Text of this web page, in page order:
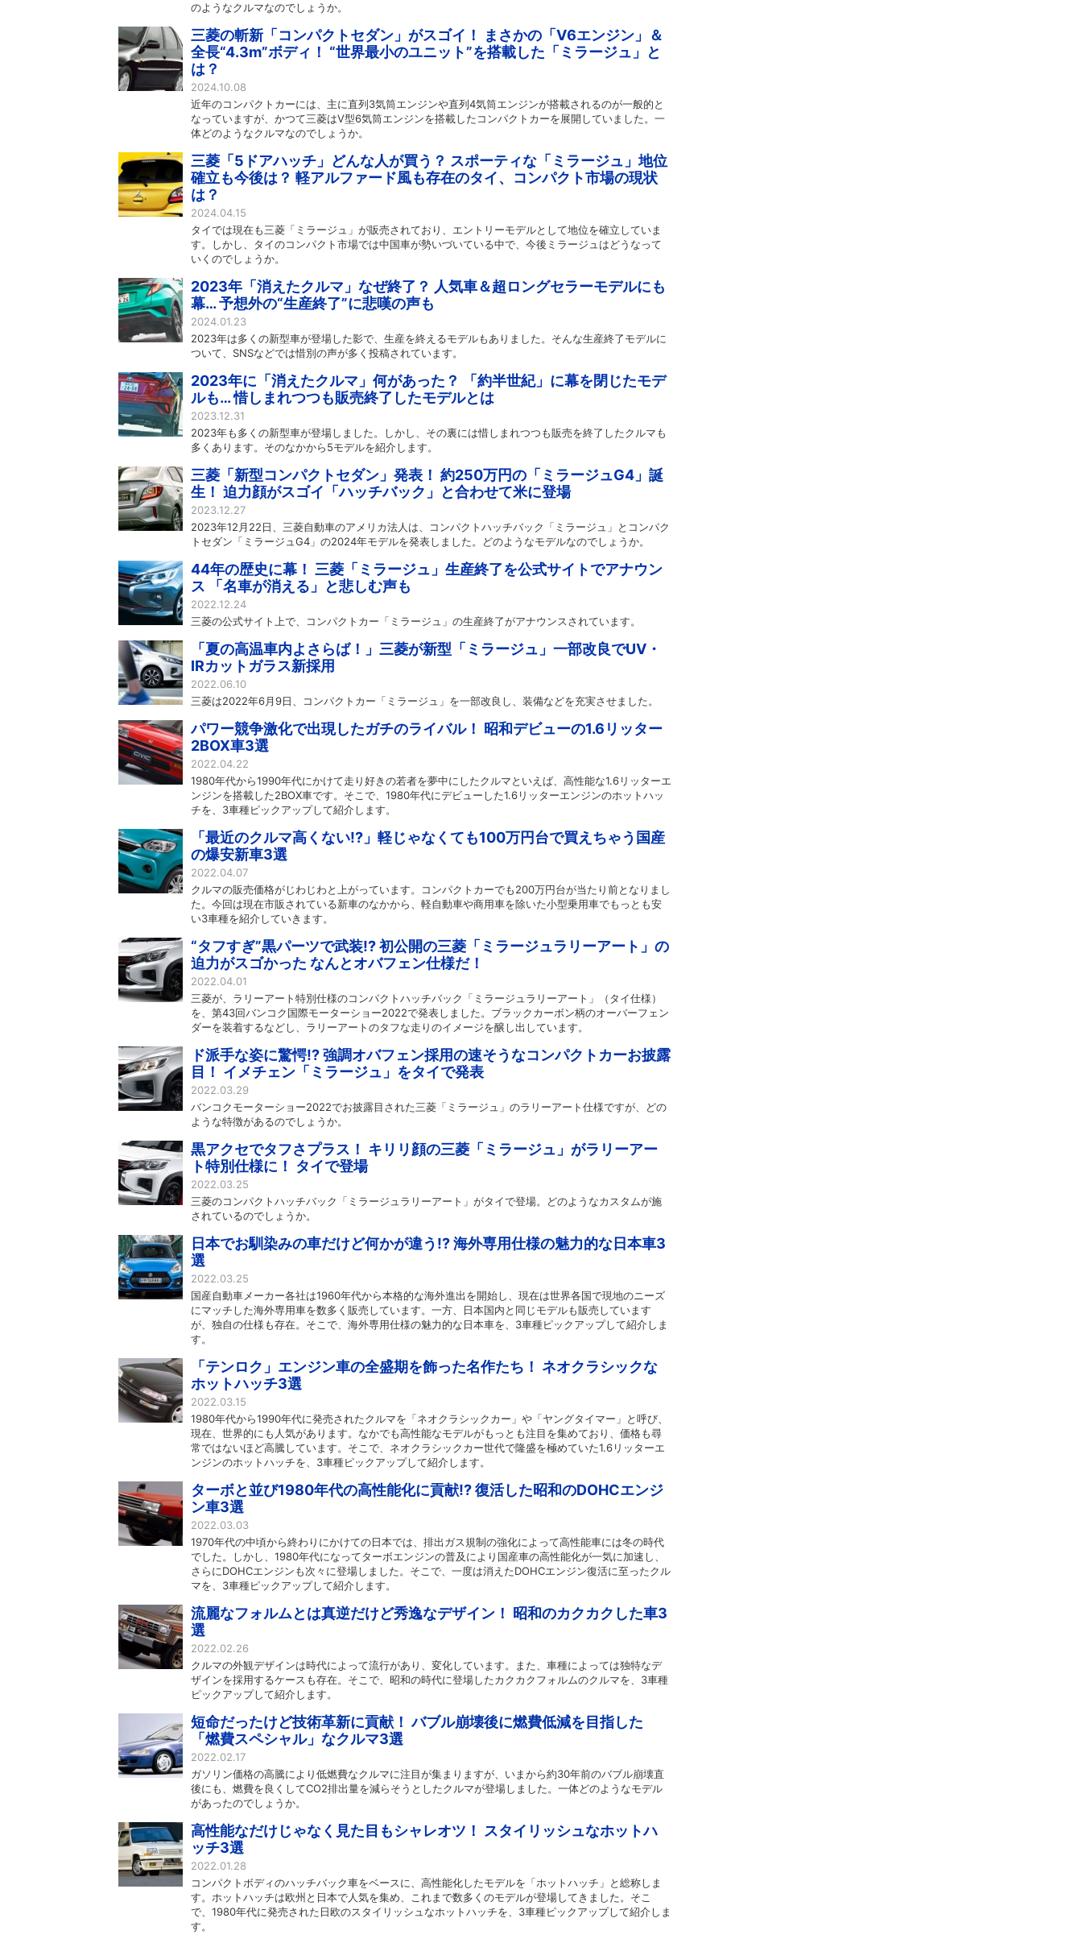
のようなクルマなのでしょうか。
三菱の斬新「コンパクトセダン」がスゴイ！ まさかの「V6エンジン」＆
全長“4.3m”ボディ！ “世界最小のユニット”を搭載した「ミラージュ」と
は？
2024.10.08
近年のコンパクトカーには、主に直列3気筒エンジンや直列4気筒エンジンが搭載されるのが一般的と
なっていますが、かつて三菱はV型6気筒エンジンを搭載したコンパクトカーを展開していました。一
体どのようなクルマなのでしょうか。
三菱「5ドアハッチ」どんな人が買う？ スポーティな「ミラージュ」地位
確立も今後は？ 軽アルファード風も存在のタイ、コンパクト市場の現状
は？
2024.04.15
タイでは現在も三菱「ミラージュ」が販売されており、エントリーモデルとして地位を確立していま
す。しかし、タイのコンパクト市場では中国車が勢いづいている中で、今後ミラージュはどうなって
いくのでしょうか。
2023年「消えたクルマ」なぜ終了？ 人気車＆超ロングセラーモデルにも
幕… 予想外の“生産終了”に悲嘆の声も
2024.01.23
2023年は多くの新型車が登場した影で、生産を終えるモデルもありました。そんな生産終了モデルに
ついて、SNSなどでは惜別の声が多く投稿されています。
2023年に「消えたクルマ」何があった？ 「約半世紀」に幕を閉じたモデ
ルも… 惜しまれつつも販売終了したモデルとは
2023.12.31
2023年も多くの新型車が登場しました。しかし、その裏には惜しまれつつも販売を終了したクルマも
多くあります。そのなかから5モデルを紹介します。
三菱「新型コンパクトセダン」発表！ 約250万円の「ミラージュG4」誕
生！ 迫力顔がスゴイ「ハッチバック」と合わせて米に登場
2023.12.27
2023年12月22日、三菱自動車のアメリカ法人は、コンパクトハッチバック「ミラージュ」とコンパク
トセダン「ミラージュG4」の2024年モデルを発表しました。どのようなモデルなのでしょうか。
44年の歴史に幕！ 三菱「ミラージュ」生産終了を公式サイトでアナウン
ス 「名車が消える」と悲しむ声も
2022.12.24
三菱の公式サイト上で、コンパクトカー「ミラージュ」の生産終了がアナウンスされています。
「夏の高温車内よさらば！」三菱が新型「ミラージュ」一部改良でUV・
IRカットガラス新採用
2022.06.10
三菱は2022年6月9日、コンパクトカー「ミラージュ」を一部改良し、装備などを充実させました。
パワー競争激化で出現したガチのライバル！ 昭和デビューの1.6リッター
2BOX車3選
2022.04.22
1980年代から1990年代にかけて走り好きの若者を夢中にしたクルマといえば、高性能な1.6リッターエ
ンジンを搭載した2BOX車です。そこで、1980年代にデビューした1.6リッターエンジンのホットハッ
チを、3車種ピックアップして紹介します。
「最近のクルマ高くない!?」軽じゃなくても100万円台で買えちゃう国産
の爆安新車3選
2022.04.07
クルマの販売価格がじわじわと上がっています。コンパクトカーでも200万円台が当たり前となりまし
た。今回は現在市販されている新車のなかから、軽自動車や商用車を除いた小型乗用車でもっとも安
い3車種を紹介していきます。
“タフすぎ”黒パーツで武装!? 初公開の三菱「ミラージュラリーアート」の
迫力がスゴかった なんとオバフェン仕様だ！
2022.04.01
三菱が、ラリーアート特別仕様のコンパクトハッチバック「ミラージュラリーアート」（タイ仕様）
を、第43回バンコク国際モーターショー2022で発表しました。ブラックカーボン柄のオーバーフェン
ダーを装着するなどし、ラリーアートのタフな走りのイメージを醸し出しています。
ド派手な姿に驚愕!? 強調オバフェン採用の速そうなコンパクトカーお披露
目！ イメチェン「ミラージュ」をタイで発表
2022.03.29
バンコクモーターショー2022でお披露目された三菱「ミラージュ」のラリーアート仕様ですが、どの
ような特徴があるのでしょうか。
黒アクセでタフさプラス！ キリリ顔の三菱「ミラージュ」がラリーアー
ト特別仕様に！ タイで登場
2022.03.25
三菱のコンパクトハッチバック「ミラージュラリーアート」がタイで登場。どのようなカスタムが施
されているのでしょうか。
日本でお馴染みの車だけど何かが違う!? 海外専用仕様の魅力的な日本車3
選
2022.03.25
国産自動車メーカー各社は1960年代から本格的な海外進出を開始し、現在は世界各国で現地のニーズ
にマッチした海外専用車を数多く販売しています。一方、日本国内と同じモデルも販売しています
が、独自の仕様も存在。そこで、海外専用仕様の魅力的な日本車を、3車種ピックアップして紹介しま
す。
「テンロク」エンジン車の全盛期を飾った名作たち！ ネオクラシックな
ホットハッチ3選
2022.03.15
1980年代から1990年代に発売されたクルマを「ネオクラシックカー」や「ヤングタイマー」と呼び、
現在、世界的にも人気があります。なかでも高性能なモデルがもっとも注目を集めており、価格も尋
常ではないほど高騰しています。そこで、ネオクラシックカー世代で隆盛を極めていた1.6リッターエ
ンジンのホットハッチを、3車種ピックアップして紹介します。
ターボと並び1980年代の高性能化に貢献!? 復活した昭和のDOHCエンジ
ン車3選
2022.03.03
1970年代の中頃から終わりにかけての日本では、排出ガス規制の強化によって高性能車には冬の時代
でした。しかし、1980年代になってターボエンジンの普及により国産車の高性能化が一気に加速し、
さらにDOHCエンジンも次々に登場しました。そこで、一度は消えたDOHCエンジン復活に至ったクル
マを、3車種ピックアップして紹介します。
流麗なフォルムとは真逆だけど秀逸なデザイン！ 昭和のカクカクした車3
選
2022.02.26
クルマの外観デザインは時代によって流行があり、変化しています。また、車種によっては独特なデ
ザインを採用するケースも存在。そこで、昭和の時代に登場したカクカクフォルムのクルマを、3車種
ピックアップして紹介します。
短命だったけど技術革新に貢献！ バブル崩壊後に燃費低減を目指した
「燃費スペシャル」なクルマ3選
2022.02.17
ガソリン価格の高騰により低燃費なクルマに注目が集まりますが、いまから約30年前のバブル崩壊直
後にも、燃費を良くしてCO2排出量を減らそうとしたクルマが登場しました。一体どのようなモデル
があったのでしょうか。
高性能なだけじゃなく見た目もシャレオツ！ スタイリッシュなホットハ
ッチ3選
2022.01.28
コンパクトボディのハッチバック車をベースに、高性能化したモデルを「ホットハッチ」と総称しま
す。ホットハッチは欧州と日本で人気を集め、これまで数多くのモデルが登場してきました。そこ
で、1980年代に発売された日欧のスタイリッシュなホットハッチを、3車種ピックアップして紹介しま
す。